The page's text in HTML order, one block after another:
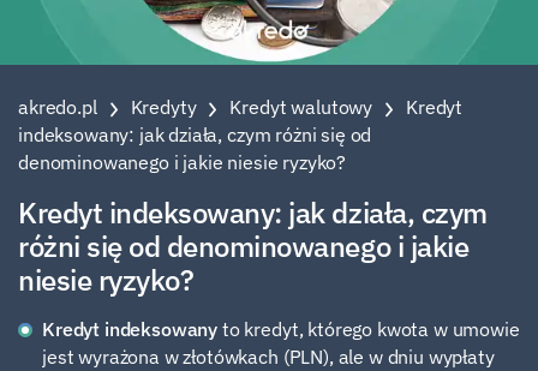
akredo.pl Kredyty Kredyt walutowy
Kredyt
indeksowany: jak działa, czym różni się od
denominowanego i jakie niesie ryzyko?
Kredyt indeksowany: jak działa, czym
różni się od denominowanego i jakie
niesie ryzyko?
Kredyt indeksowany to kredyt, którego kwota w umowie
jest wyrażona w złotówkach (PLN), ale w dniu wypłaty